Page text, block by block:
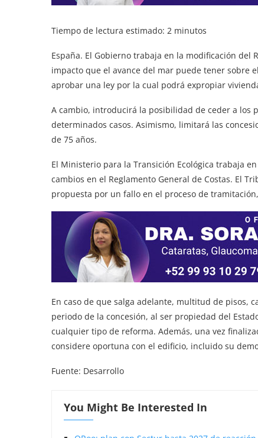
Tiempo de lectura estimado: 2 minutos
España. El Gobierno trabaja en la modificación del
impacto que el avance del mar puede tener sobre
aprobar una ley por la cual podrá expropiar
A cambio, introducirá la posibilidad de ceder a los
determinados casos. Asimismo, limitará las
de 75 años.
El Ministerio para la Transición Ecológica trabaja
cambios en el Reglamento General de Costas. El
propuesta por un fallo en el proceso de
En caso de que salga adelante, multitud de pisos,
periodo de la concesión, al ser propiedad del
cualquier tipo de reforma. Además, una vez
considere oportuna con el edificio, incluido su
Fuente: Desarrollo
You Might Be Interested In